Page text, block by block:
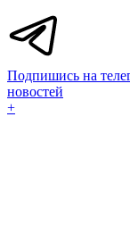
Подпишись на
новостей
+